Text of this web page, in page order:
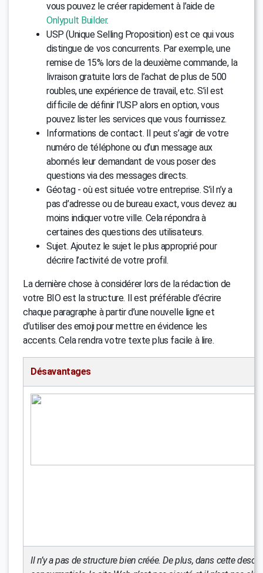
vous pouvez le créer rapidement à l’aide de
Onlypult Builder.
USP (Unique Selling Proposition) est ce qui vous
distingue de vos concurrents. Par exemple, une
remise de 15% lors de la deuxième commande, la
livraison gratuite lors de l’achat de plus de 500
roubles, une expérience de travail, etc. S’il est
difficile de définir l’USP alors en option, vous
pouvez lister les services que vous fournissez.
Informations de contact. Il peut s’agir de votre
numéro de téléphone ou d’un message aux
abonnés leur demandant de vous poser des
questions via des messages directs.
Géotag - où est située votre entreprise. S’il n’y a
pas d’adresse ou de bureau exact, vous devez au
moins indiquer votre ville. Cela répondra à
certaines des questions des utilisateurs.
Sujet. Ajoutez le sujet le plus approprié pour
décrire l’activité de votre profil.
La dernière chose à considérer lors de la rédaction de
votre BIO est la structure. Il est préférable d’écrire
chaque paragraphe à partir d’une nouvelle ligne et
d’utiliser des emoji pour mettre en évidence les
accents. Cela rendra votre texte plus facile à lire.
Désavantages
Il n’y a pas de structure bien créée. De plus, dans cette